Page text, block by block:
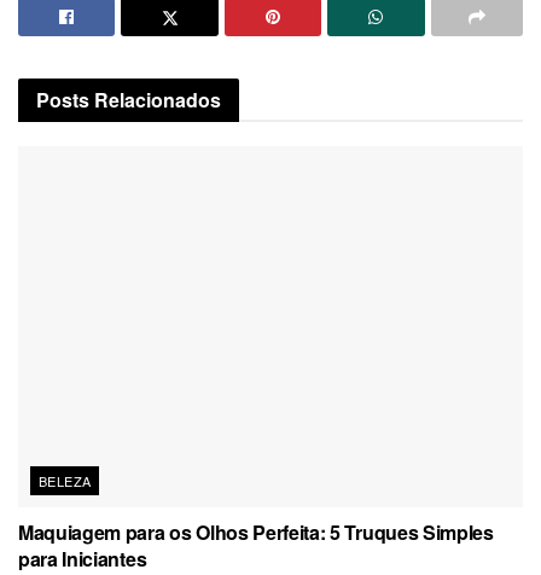
Posts Relacionados
BELEZA
Maquiagem para os Olhos Perfeita: 5 Truques Simples
para Iniciantes